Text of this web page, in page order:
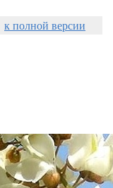
к полной версии